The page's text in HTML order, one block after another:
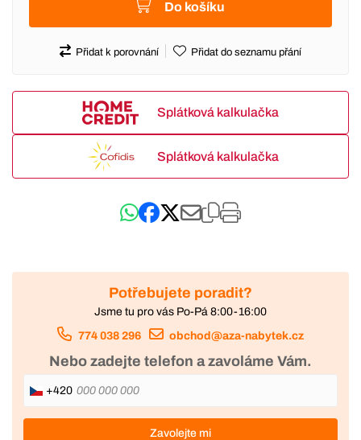
Do košíku
Přidat k porovnání Přidat do seznamu přání
Splátková kalkulačka
Splátková kalkulačka
Potřebujete poradit?
Jsme tu pro vás Po-Pá 8:00-16:00
774 038 296 obchod@aza-nabytek.cz
Nebo zadejte telefon a zavoláme Vám.
+420
Zavolejte mi